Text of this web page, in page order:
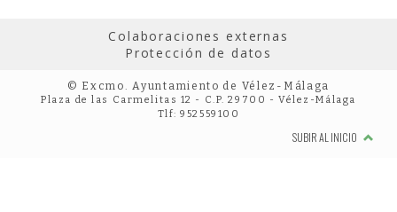
Colaboraciones externas
Protección de datos
© Excmo. Ayuntamiento de Vélez-Málaga
Plaza de las Carmelitas 12 - C.P. 29700 - Vélez-Málaga
Tlf: 952559100
SUBIR AL INICIO